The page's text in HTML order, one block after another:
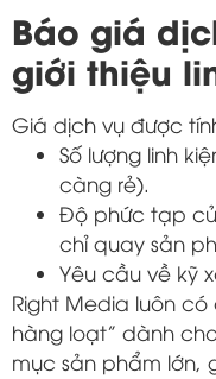
Báo giá
giới thiệu
Giá dịch vụ được
Số lượng linh
càng rẻ).
Độ phức tạp
chỉ quay sản
Yêu cầu về kỹ
Right Media luôn
hàng loạt” dành
mục sản phẩm lớn,